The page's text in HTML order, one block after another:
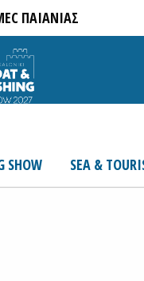
ΠΑΙΑΝΙΑΣ
SHOW SEA &